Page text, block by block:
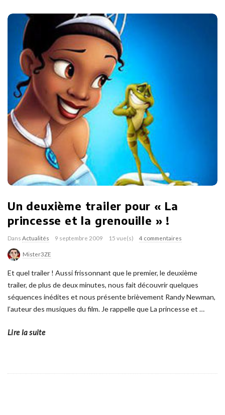
Un deuxième trailer pour « La
princesse et la grenouille » !
Dans Actualités 9 septembre 2009 15 vue(s) 4 commentaires
Mister3ZE
Et quel trailer ! Aussi frissonnant que le premier, le deuxième
trailer, de plus de deux minutes, nous fait découvrir quelques
séquences inédites et nous présente brièvement Randy Newman,
l’auteur des musiques du film. Je rappelle que La princesse et…
Lire la suite